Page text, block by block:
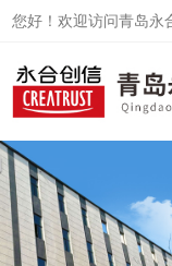
您好！欢迎访问青岛永